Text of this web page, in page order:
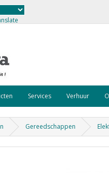
Services Verhuur
Gereedschappen